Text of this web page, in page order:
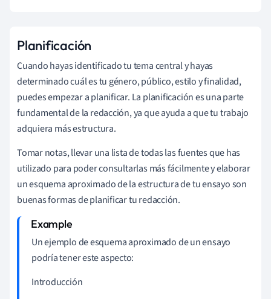
Planificación
Cuando hayas identificado tu tema central y hayas
determinado cuál es tu género, público, estilo y finalidad,
puedes empezar a planificar. La planificación es una parte
fundamental de la redacción, ya que ayuda a que tu trabajo
adquiera más estructura.
Tomar notas, llevar una lista de todas las fuentes que has
utilizado para poder consultarlas más fácilmente y elaborar
un esquema aproximado de la estructura de tu ensayo son
buenas formas de planificar tu redacción.
Un ejemplo de esquema aproximado de un ensayo
podría tener este aspecto:
Introducción